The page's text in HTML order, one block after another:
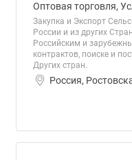
Оптовая торговля,
Закупка и Экспорт
России и из других
Российским и
контрактов, поиске и
Других стран.
Россия,